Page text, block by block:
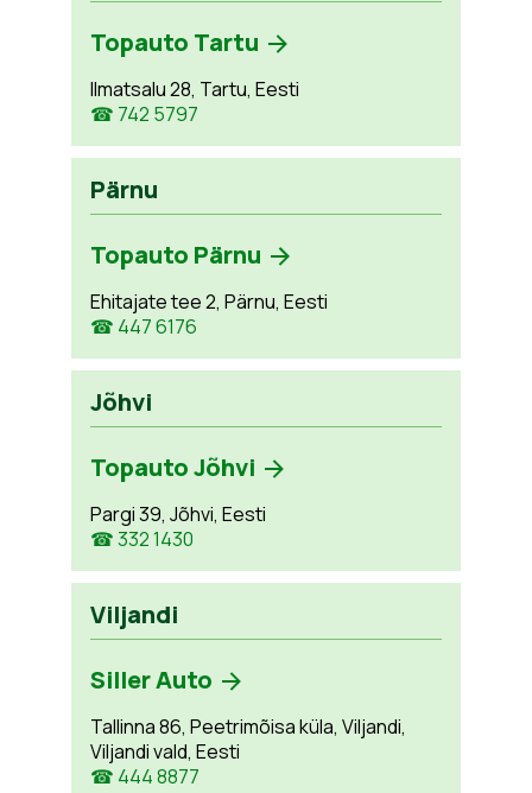
Topauto Tartu
Ilmatsalu 28, Tartu, Eesti
☎ 742 5797
Pärnu
Topauto Pärnu
Ehitajate tee 2, Pärnu, Eesti
☎ 447 6176
Jõhvi
Topauto Jõhvi
Pargi 39, Jõhvi, Eesti
☎ 332 1430
Viljandi
Siller Auto
Tallinna 86, Peetrimõisa küla, Viljandi,
Viljandi vald, Eesti
☎ 444 8877